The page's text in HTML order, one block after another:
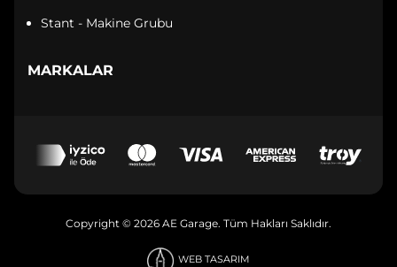
Stant - Makine Grubu
MARKALAR
Copyright © 2026 AE Garage. Tüm Hakları Saklıdır.
WEB TASARIM